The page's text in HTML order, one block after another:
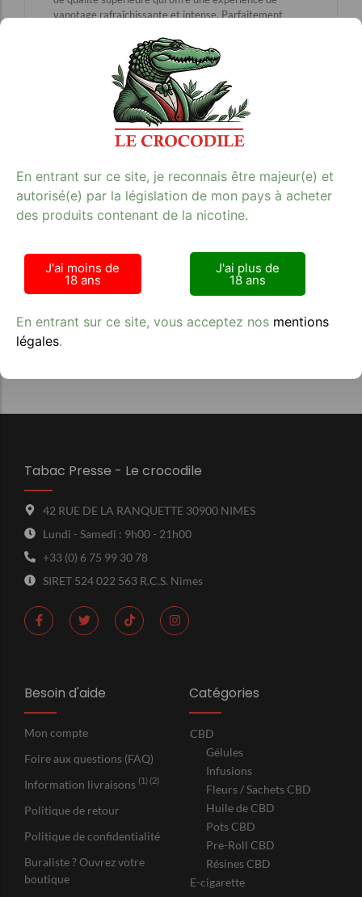
vapotage rafraîchissante et intense. Parfaitement
mentholé vous procurera une sensation de fraîcheur
glaciale à chaque bouffée. Avec une concentration de
11 mg/ml de nicotine, elle est idéale pour ceux qui
cherchent à réduire leur consommation de tabac sans
sacrifier le plaisir. Disponible chez Kiosque Le Crocodile,
votre spécialiste en e-cigarette, cette référence est un
must-have pour les vapoteurs exigeants. Profitez d’une
avec SO GOOD MENTHE GLACIALE. Visitez notre
site pour en savoir plus et commander dès maintenant.
**Mots-clés :** e-cigarette, tabac, qualité
**Lien :** E-cigarette
Tabac Presse - Le crocodile
42 RUE DE LA RANQUETTE 30900 NIMES
Lundi - Samedi : 9h00 - 21h00
+33 (0) 6 75 99 30 78
SIRET 524 022 563 R.C.S. Nimes
Besoin d'aide
Mon compte
Foire aux questions (FAQ)
Information livraisons (1) (2)
Politique de retour
Politique de confidentialité
Buraliste ? Ouvrez votre
boutique
Catégories
CBD
Gélules
Infusions
Fleurs / Sachets CBD
Huile de CBD
Pots CBD
Pre-Roll CBD
Résines CBD
E-cigarette
En entrant sur ce site, je reconnais être majeur(e) et
autorisé(e) par la législation de mon pays à acheter
des produits contenant de la nicotine.
J'ai moins de
18 ans
J'ai plus de
18 ans
En entrant sur ce site, vous acceptez nos mentions
légales.